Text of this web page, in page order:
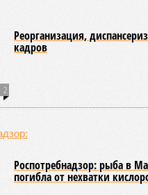
В качестве основного
оздоровительных
пищевыми продуктами, а
и сбалансированным
порядке должны
заключением (СЭЗ),
соответствие учреждения
санитарного
СЭЗ является основанием
оздоровительной
заседания обратили
постоянного контроля за
питания, за